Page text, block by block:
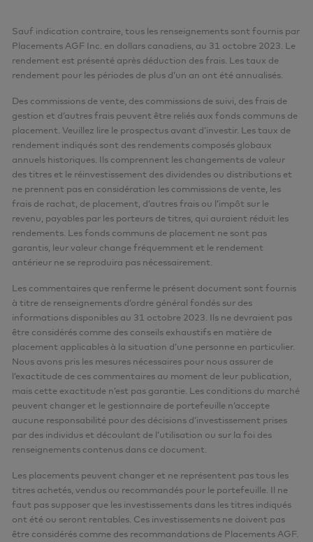
Sauf indication contraire, tous les renseignements sont fournis par
Placements AGF Inc. en dollars canadiens, au 31 octobre 2023. Le
rendement est présenté après déduction des frais. Les taux de
rendement pour les périodes de plus d’un an ont été annualisés.
Des commissions de vente, des commissions de suivi, des frais de
gestion et d’autres frais peuvent être reliés aux fonds communs de
placement. Veuillez lire le prospectus avant d’investir. Les taux de
rendement indiqués sont des rendements composés globaux
annuels historiques. Ils comprennent les changements de valeur
des titres et le réinvestissement des dividendes ou distributions et
ne prennent pas en considération les commissions de vente, les
frais de rachat, de placement, d’autres frais ou l’impôt sur le
revenu, payables par les porteurs de titres, qui auraient réduit les
rendements. Les fonds communs de placement ne sont pas
garantis, leur valeur change fréquemment et le rendement
antérieur ne se reproduira pas nécessairement.
Les commentaires que renferme le présent document sont fournis
à titre de renseignements d’ordre général fondés sur des
informations disponibles au 31 octobre 2023. Ils ne devraient pas
être considérés comme des conseils exhaustifs en matière de
placement applicables à la situation d’une personne en particulier.
Nous avons pris les mesures nécessaires pour nous assurer de
l’exactitude de ces commentaires au moment de leur publication,
mais cette exactitude n’est pas garantie. Les conditions du marché
peuvent changer et le gestionnaire de portefeuille n’accepte
aucune responsabilité pour des décisions d’investissement prises
par des individus et découlant de l’utilisation ou sur la foi des
renseignements contenus dans ce document.
Les placements peuvent changer et ne représentent pas tous les
titres achetés, vendus ou recommandés pour le portefeuille. Il ne
faut pas supposer que les investissements dans les titres indiqués
ont été ou seront rentables. Ces investissements ne doivent pas
être considérés comme des recommandations de Placements AGF.